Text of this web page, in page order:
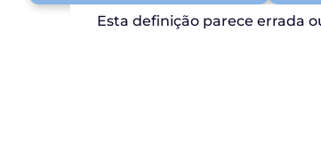
Esta definição parece errada